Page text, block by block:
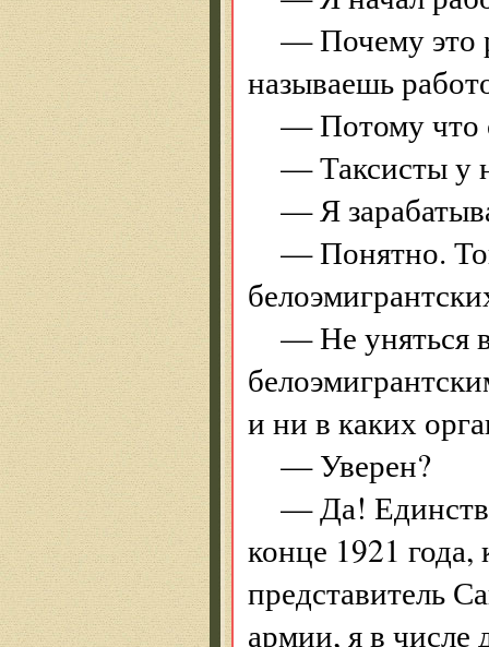
— Почему это
называешь
— Потому что
— Таксисты у
— Я
— Понятно.
— Не уняться
и ни в каких
— Уверен?
— Да!
конце 1921
представитель
армии, я в числе